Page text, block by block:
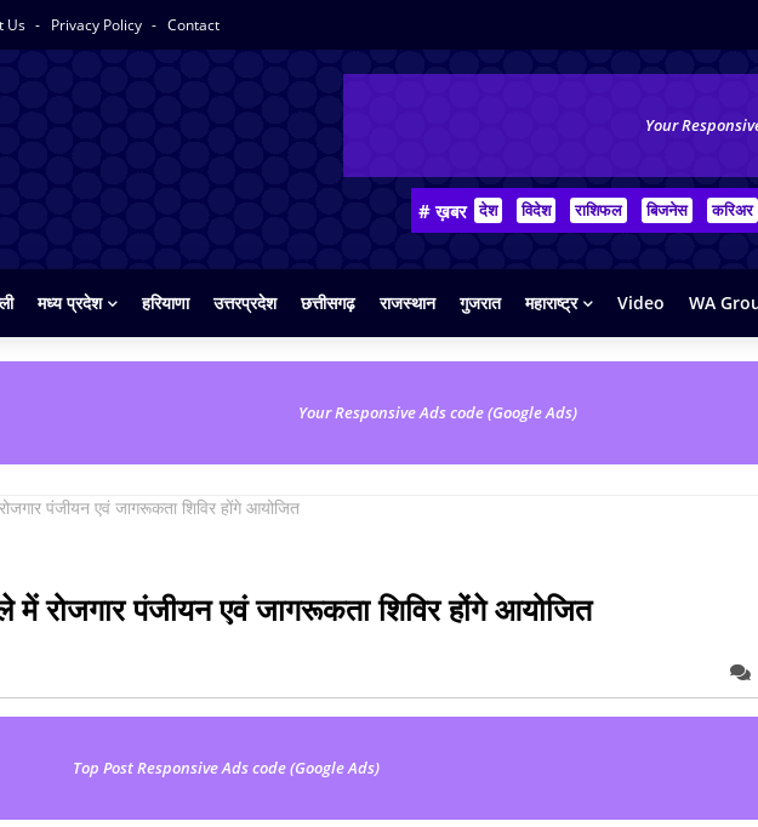
Us Privacy Policy Contact
Your
# ख़बर देश विदेश राशिफल बिजनेस करिअर
मध्य प्रदेश हरियाणा उत्तरप्रदेश छत्तीसगढ़ राजस्थान गुजरात महाराष्ट्र Video WA
Your Responsive Ads code (Google Ads)
पंजीयन एवं जागरूकता शिविर होंगे आयोजित
रोजगार पंजीयन एवं जागरूकता शिविर होंगे आयोजित
Top Post Responsive Ads code (Google Ads)